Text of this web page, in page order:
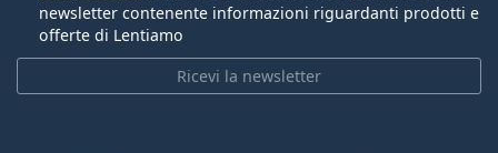
Ricevi la newsletter
newsletter contenente informazioni riguardanti prodotti e
offerte di Lentiamo